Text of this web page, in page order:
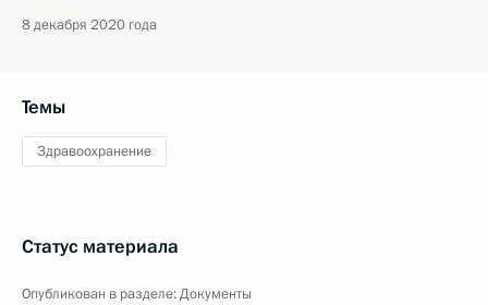
8 декабря 2020 года
Темы
Здравоохранение
Статус материала
Опубликован в разделе:Документы